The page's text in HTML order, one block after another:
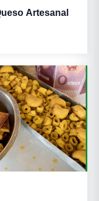
Artesanal